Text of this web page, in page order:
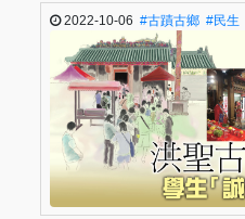
2022-10-06 #古蹟古鄉 #民生